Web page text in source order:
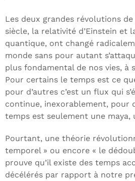
Les deux grandes révolutions de
siècle, la relativité d’Einstein et
quantique, ont changé
monde sans pour autant
plus fondamental de nos vies, à
Pour certains le temps est ce
pour d’autres c’est un flux qui
continue, inexorablement, pour
temps est seulement une
Pourtant, une théorie
temporel » ou encore « le
prouve qu’il existe des temps
décélérés par rapport à notre